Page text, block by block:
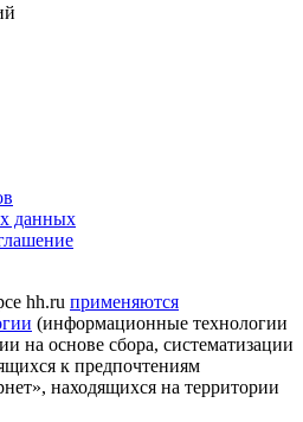
данных
hh.ru применяются
(информационные технологии
на основе сбора, систематизации
к предпочтениям
находящихся на территории